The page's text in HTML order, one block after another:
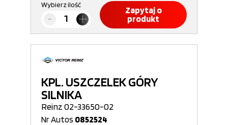
Wybierz ilość
Zapytaj o
produkt
KPL. USZCZELEK GÓRY
SILNIKA
Reinz 02-33650-02
Nr Autos 0852524